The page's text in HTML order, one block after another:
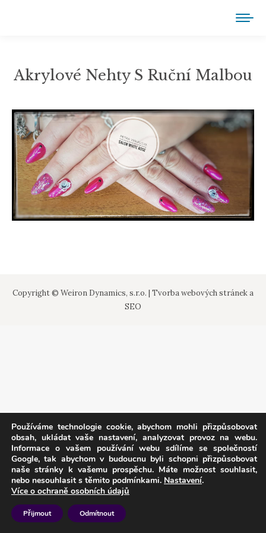
Akrylové Nehty S Ruční Malbou
Copyright © Weiron Dynamics, s.r.o. | Tvorba webových stráneka
SEO
Používáme technologie cookie, abychom mohli přizpůsobovat
obsah, ukládat vaše nastavení, analyzovat provoz na webu.
Informace o vašem používání webu sdílíme se společností
Google, tak abychom v budoucnu byli schopni přizpůsobovat
naše stránky k vašemu prospěchu. Máte možnost souhlasit,
nebo nesouhlasit s těmito podmínkami. Nastavení.
Více o ochraně osobních údajů
Přijmout Odmítnout